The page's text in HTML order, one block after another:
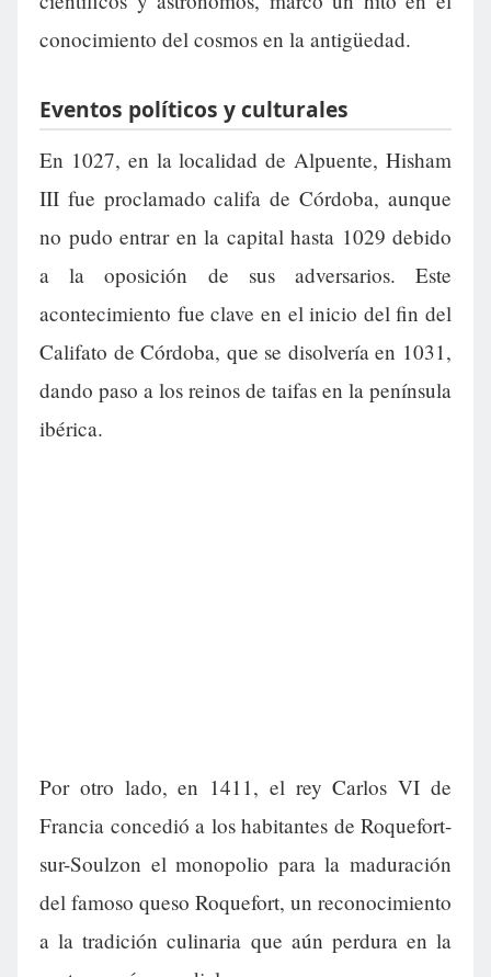
conocimiento del cosmos en la antigüedad.
Eventos políticos y culturales
En 1027, en la localidad de Alpuente, Hisham
III fue proclamado califa de Córdoba, aunque
no pudo entrar en la capital hasta 1029 debido
a la oposición de sus adversarios. Este
acontecimiento fue clave en el inicio del fin del
Califato de Córdoba, que se disolvería en 1031,
dando paso a los reinos de taifas en la península
ibérica.
Por otro lado, en 1411, el rey Carlos VI de
Francia concedió a los habitantes de Roquefort-
sur-Soulzon el monopolio para la maduración
del famoso queso Roquefort, un reconocimiento
a la tradición culinaria que aún perdura en la